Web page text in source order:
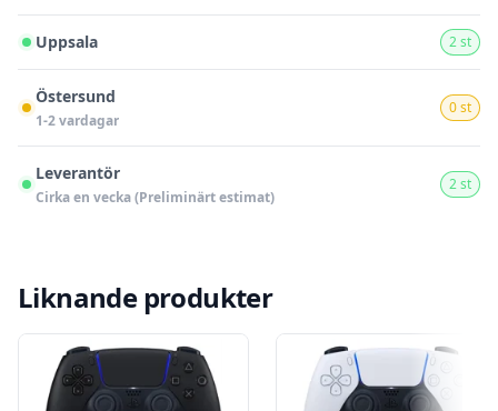
Uppsala 2 st
Östersund
1-2 vardagar
0 st
Leverantör
Cirka en vecka (Preliminärt estimat)
2 st
Liknande produkter